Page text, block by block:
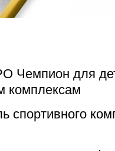
Чемпион для
комплексам
спортивного